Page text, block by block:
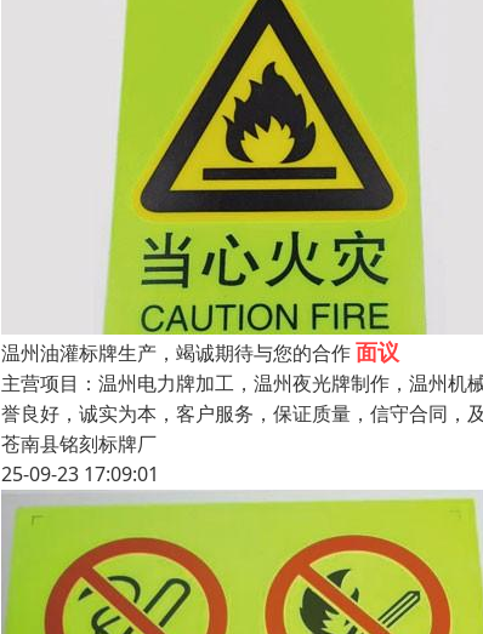
温州油灌标牌生产，竭诚期待与您的合作面议
主营项目：温州电力牌加工，温州夜光牌制作，温州机
誉良好，诚实为本，客户服务，保证质量，信守合同，
苍南县铭刻标牌厂
25-09-23 17:09:01